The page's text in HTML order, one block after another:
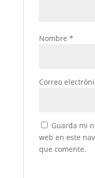
Nombre *
Correo
Guarda mi
web en este
que comente.